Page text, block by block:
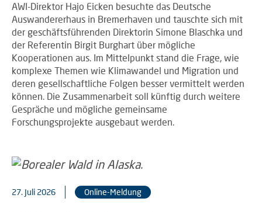
AWI-Direktor Hajo Eicken besuchte das Deutsche
Auswandererhaus in Bremerhaven und tauschte sich mit
der geschäftsführenden Direktorin Simone Blaschka und
der Referentin Birgit Burghart über mögliche
Kooperationen aus. Im Mittelpunkt stand die Frage, wie
komplexe Themen wie Klimawandel und Migration und
deren gesellschaftliche Folgen besser vermittelt werden
können. Die Zusammenarbeit soll künftig durch weitere
Gespräche und mögliche gemeinsame
Forschungsprojekte ausgebaut werden.
27. Juli 2026 Online-Meldung